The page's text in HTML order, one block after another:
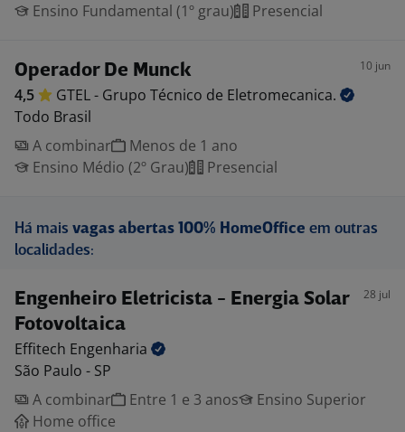
Ensino Fundamental (1º grau)
Presencial
Operador De Munck 10 jun
4,5 GTEL - Grupo Técnico de Eletromecanica.
Todo Brasil
A combinar
Menos de 1 ano
Ensino Médio (2º Grau)
Presencial
Há mais vagas abertas 100% HomeOffice em outras
localidades:
Engenheiro Eletricista - Energia Solar
Fotovoltaica
28 jul
Effitech Engenharia
São Paulo - SP
A combinar
Entre 1 e 3 anos
Ensino Superior
Home office